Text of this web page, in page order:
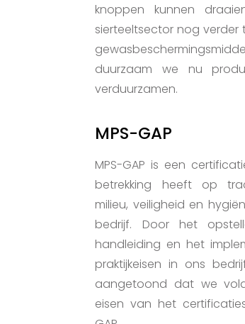
knoppen kunnen
sierteeltsector nog verder
duurzaam we nu
verduurzamen.
MPS-GAP
MPS-GAP is een
betrekking heeft op
milieu, veiligheid en
bedrijf. Door het
handleiding en het
praktijkeisen in ons
aangetoond dat we
eisen van het